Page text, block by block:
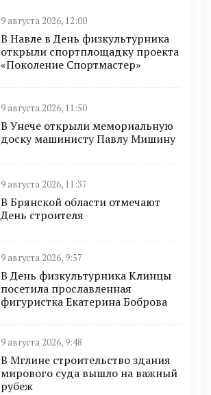
9 августа 2026, 12:00
В Навле в День физкультурника
открыли спортплощадку проекта
«Поколение Спортмастер»
9 августа 2026, 11:50
В Унече открыли мемориальную
доску машинисту Павлу Мишину
9 августа 2026, 11:37
В Брянской области отмечают
День строителя
9 августа 2026, 9:57
В День физкультурника Клинцы
посетила прославленная
фигуристка Екатерина Боброва
9 августа 2026, 9:48
В Мглине строительство здания
мирового суда вышло на важный
рубеж